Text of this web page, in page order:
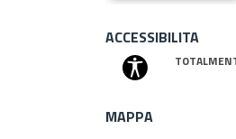
ACCESSIBILITA
MAPPA